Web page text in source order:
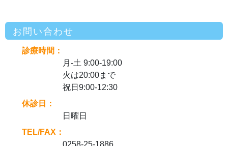
お問い合わせ
診療時間：
月-土 9:00-19:00
火は20:00まで
祝日9:00-12:30
休診日：
日曜日
TEL/FAX：